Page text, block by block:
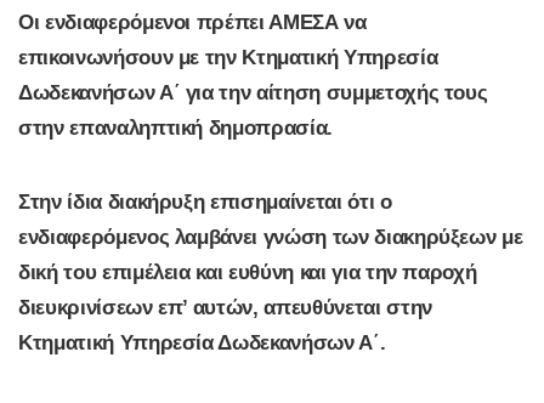
Οι ενδιαφερόμενοι πρέπει ΑΜΕΣΑ να
επικοινωνήσουν με την Κτηματική Υπηρεσία
Δωδεκανήσων Α΄ για την αίτηση συμμετοχής τους
στην επαναληπτική δημοπρασία.
Στην ίδια διακήρυξη επισημαίνεται ότι ο
ενδιαφερόμενος λαμβάνει γνώση των διακηρύξεων με
δική του επιμέλεια και ευθύνη και για την παροχή
διευκρινίσεων επ’ αυτών, απευθύνεται στην
Κτηματική Υπηρεσία Δωδεκανήσων Α΄.